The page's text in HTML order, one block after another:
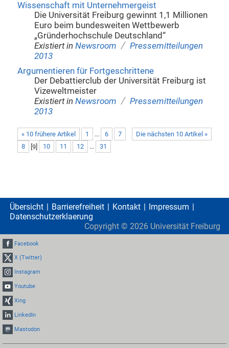
Wissenschaft mit Unternehmergeist
Die Universität Freiburg gewinnt 1,1 Millionen
Euro beim bundesweiten Wettbewerb
„Gründerhochschule Deutschland“
Existiert in Newsroom / Pressemitteilungen
2013
Argumentieren für Fortgeschrittene
Der Debattierclub der Universität Freiburg ist
Vizeweltmeister
Existiert in Newsroom / Pressemitteilungen
2013
« 10 frühere Artikel Die nächsten 10 Artikel »
1 ... 6
7
8
[9] 10 11 12 ... 31
Übersicht Barrierefreiheit Kontakt
Impressum
Datenschutzerklaerung
Copyright © 2026 Universität Freiburg
Facebook
X (Twitter)
Instagram
Youtube
Xing
LinkedIn
Mastodon